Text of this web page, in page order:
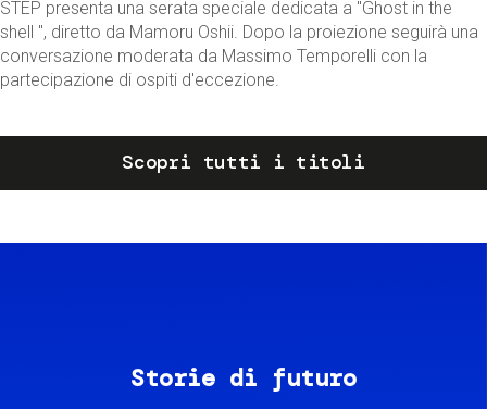
STEP presenta una serata speciale dedicata a "Ghost in the
shell ", diretto da Mamoru Oshii. Dopo la proiezione seguirà una
conversazione moderata da Massimo Temporelli con la
partecipazione di ospiti d'eccezione.
Scopri tutti i titoli
Storie di futuro